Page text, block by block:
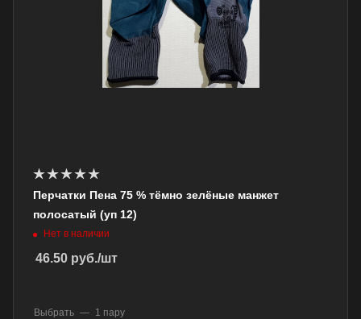
Перчатки Пена 75 % тёмно зелёные манжет
полосатый (уп 12)
Нет в наличии
46.50 руб./шт
Выбрать — 1 пару